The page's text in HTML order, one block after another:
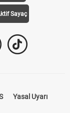
Sayaç
Yasal Uyarı